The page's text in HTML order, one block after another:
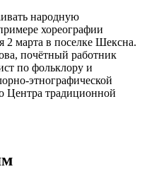
народную
хореографии
2 марта в поселке Шексна.
почётный работник
по фольклору и
этнографической
Центра традиционной